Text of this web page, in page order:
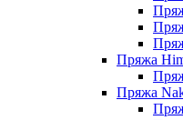
Пряжа
Пряжа